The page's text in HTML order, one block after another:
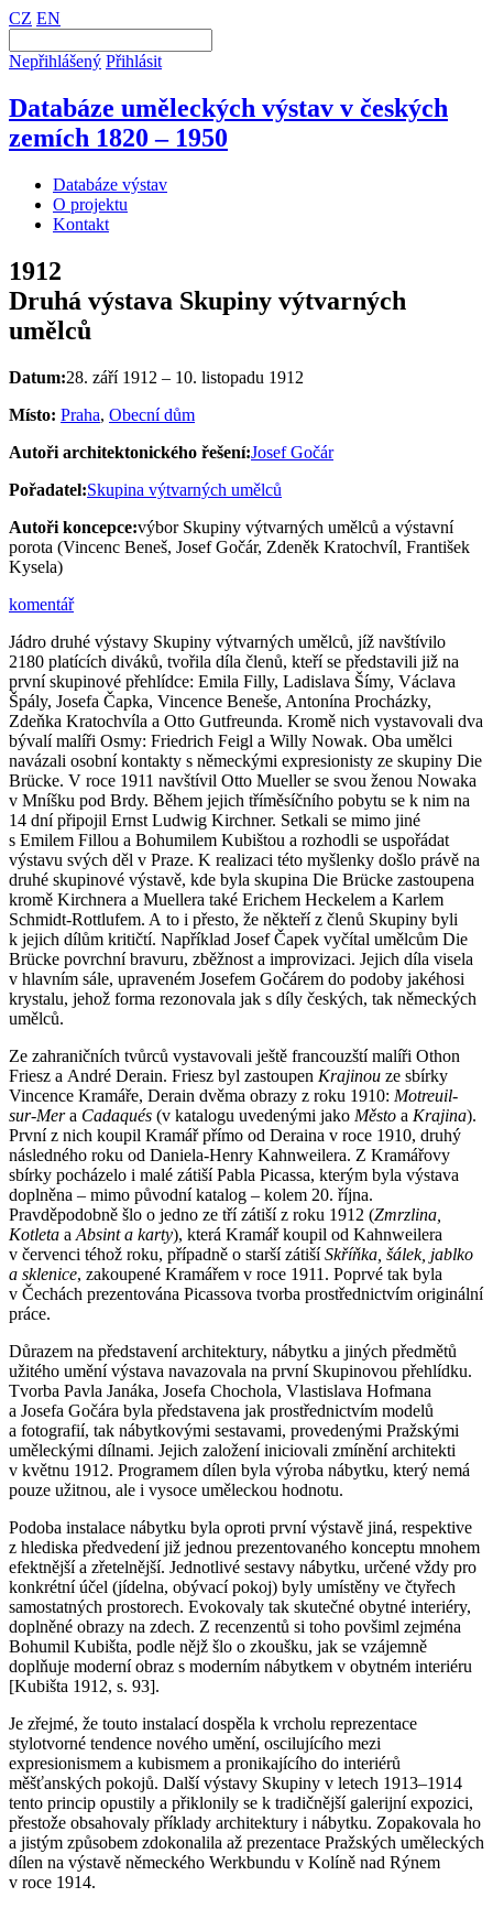
CZ EN
Nepřihlášený Přihlásit
Databáze uměleckých výstav v českých
zemích 1820 – 1950
Databáze výstav
O projektu
Kontakt
1912
Druhá výstava Skupiny výtvarných
umělců
Datum:28. září 1912 – 10. listopadu 1912
Místo: Praha, Obecní dům
Autoři architektonického řešení:Josef Gočár
Pořadatel:Skupina výtvarných umělců
Autoři koncepce:výbor Skupiny výtvarných umělců a výstavní
porota (Vincenc Beneš, Josef Gočár, Zdeněk Kratochvíl, František
Kysela)
komentář
Jádro druhé výstavy Skupiny výtvarných umělců, jíž navštívilo
2180 platících diváků, tvořila díla členů, kteří se představili již na
první skupinové přehlídce: Emila Filly, Ladislava Šímy, Václava
Špály, Josefa Čapka, Vincence Beneše, Antonína Procházky,
Zdeňka Kratochvíla a Otto Gutfreunda. Kromě nich vystavovali dva
bývalí malíři Osmy: Friedrich Feigl a Willy Nowak. Oba umělci
navázali osobní kontakty s německými expresionisty ze skupiny Die
Brücke. V roce 1911 navštívil Otto Mueller se svou ženou Nowaka
v Mníšku pod Brdy. Během jejich tříměsíčního pobytu se k nim na
14 dní připojil Ernst Ludwig Kirchner. Setkali se mimo jiné
s Emilem Fillou a Bohumilem Kubištou a rozhodli se uspořádat
výstavu svých děl v Praze. K realizaci této myšlenky došlo právě na
druhé skupinové výstavě, kde byla skupina Die Brücke zastoupena
kromě Kirchnera a Muellera také Erichem Heckelem a Karlem
Schmidt-Rottlufem. A to i přesto, že někteří z členů Skupiny byli
k jejich dílům kritičtí. Například Josef Čapek vyčítal umělcům Die
Brücke povrchní bravuru, zběžnost a improvizaci. Jejich díla visela
v hlavním sále, upraveném Josefem Gočárem do podoby jakéhosi
krystalu, jehož forma rezonovala jak s díly českých, tak německých
umělců.
Ze zahraničních tvůrců vystavovali ještě francouzští malíři Othon
Friesz a André Derain. Friesz byl zastoupen Krajinou ze sbírky
Vincence Kramáře, Derain dvěma obrazy z roku 1910: Motreuil-
sur-Mera Cadaqués (v katalogu uvedenými jako Město a Krajina).
První z nich koupil Kramář přímo od Deraina v roce 1910, druhý
následného roku od Daniela-Henry Kahnweilera. Z Kramářovy
sbírky pocházelo i malé zátiší Pabla Picassa, kterým byla výstava
doplněna – mimo původní katalog – kolem 20. října.
Pravděpodobně šlo o jedno ze tří zátiší z roku 1912 (Zmrzlina,
Kotleta a Absint a karty), která Kramář koupil od Kahnweilera
v červenci téhož roku, případně o starší zátišíSkříňka, šálek, jablko
a sklenice, zakoupené Kramářem v roce 1911. Poprvé tak byla
v Čechách prezentována Picassova tvorba prostřednictvím originální
práce.
Důrazem na představení architektury, nábytku a jiných předmětů
užitého umění výstava navazovala na první Skupinovou přehlídku.
Tvorba Pavla Janáka, Josefa Chochola, Vlastislava Hofmana
a Josefa Gočára byla představena jak prostřednictvím modelů
a fotografií, tak nábytkovými sestavami, provedenými Pražskými
uměleckými dílnami. Jejich založení iniciovali zmínění architekti
v květnu 1912. Programem dílen byla výroba nábytku, který nemá
pouze užitnou, ale i vysoce uměleckou hodnotu.
Podoba instalace nábytku byla oproti první výstavě jiná, respektive
z hlediska předvedení již jednou prezentovaného konceptu mnohem
efektnější a zřetelnější. Jednotlivé sestavy nábytku, určené vždy pro
konkrétní účel (jídelna, obývací pokoj) byly umístěny ve čtyřech
samostatných prostorech. Evokovaly tak skutečné obytné interiéry,
doplněné obrazy na zdech. Z recenzentů si toho povšiml zejména
Bohumil Kubišta, podle nějž šlo o zkoušku, jak se vzájemně
doplňuje moderní obraz s moderním nábytkem v obytném interiéru
[Kubišta 1912, s. 93].
Je zřejmé, že touto instalací dospěla k vrcholu reprezentace
stylotvorné tendence nového umění, oscilujícího mezi
expresionismem a kubismem a pronikajícího do interiérů
měšťanských pokojů. Další výstavy Skupiny v letech 1913–1914
tento princip opustily a přiklonily se k tradičnější galerijní expozici,
přestože obsahovaly příklady architektury i nábytku. Zopakovala ho
a jistým způsobem zdokonalila až prezentace Pražských uměleckých
dílen na výstavě německého Werkbundu v Kolíně nad Rýnem
v roce 1914.